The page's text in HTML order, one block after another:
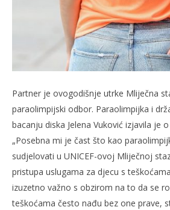
Partner je ovogodišnje utrke Mliječna
paraolimpijski odbor. Paraolimpijka i
bacanju diska Jelena Vuković izjavila je
„Posebna mi je čast što kao
sudjelovati u UNICEF-ovoj Mliječnoj
pristupa uslugama za djecu s
izuzetno važno s obzirom na to da se
teškoćama često nađu bez one prave,